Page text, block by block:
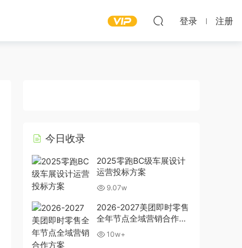
登录 注册
今日收录
2025零跑BC级车展设计
运营投标方案
9.07w
2026-2027美团即时零售
全年节点全域营销合作方
案 10w+